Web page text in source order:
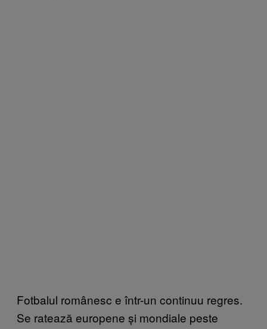
Fotbalul românesc e într-un continuu regres.
Se ratează europene și mondiale peste